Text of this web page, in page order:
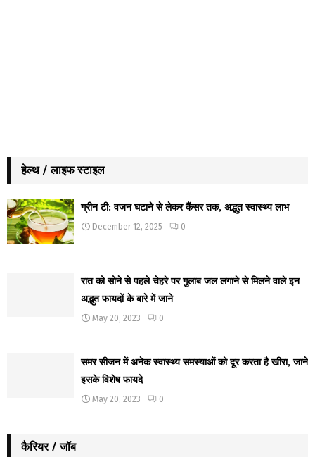
हेल्थ / लाइफ स्टाइल
ग्रीन टी: वजन घटाने से लेकर कैंसर तक, अद्भुत स्वास्थ्य लाभ
December 12, 2025 0
रात को सोने से पहले चेहरे पर गुलाब जल लगाने से मिलने वाले इन
अद्भुत फायदों के बारे में जाने
May 20, 2023 0
समर सीजन में अनेक स्वास्थ्य समस्याओं को दूर करता है खीरा, जाने
इसके विशेष फायदे
May 20, 2023 0
कैरियर / जॉब